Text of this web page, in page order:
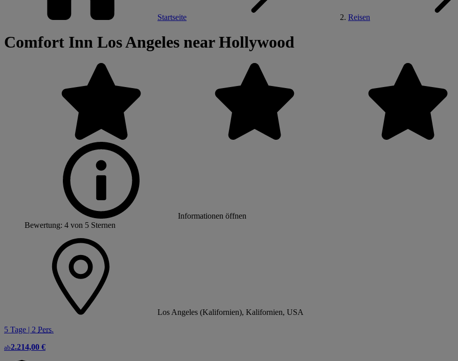
Startseite Reisen
Comfort Inn Los Angeles near Hollywood
Informationen öffnen
Bewertung: 4 von 5 Sternen
Los Angeles (Kalifornien), Kalifornien, USA
5 Tage | 2 Pers.
ab2.214,00 €